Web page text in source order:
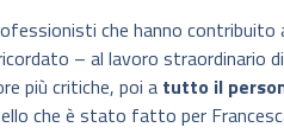
che hanno contribuito
– al lavoro straordinario
più critiche, poi a tutto il
che è stato fatto per